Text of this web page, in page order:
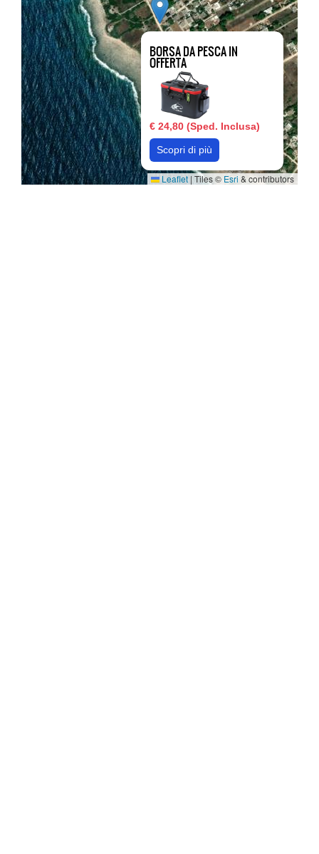
BORSA DA PESCA IN
OFFERTA
€ 24,80 (Sped. Inclusa)
Scopri di più
Leaflet | Tiles © Esri & contributors